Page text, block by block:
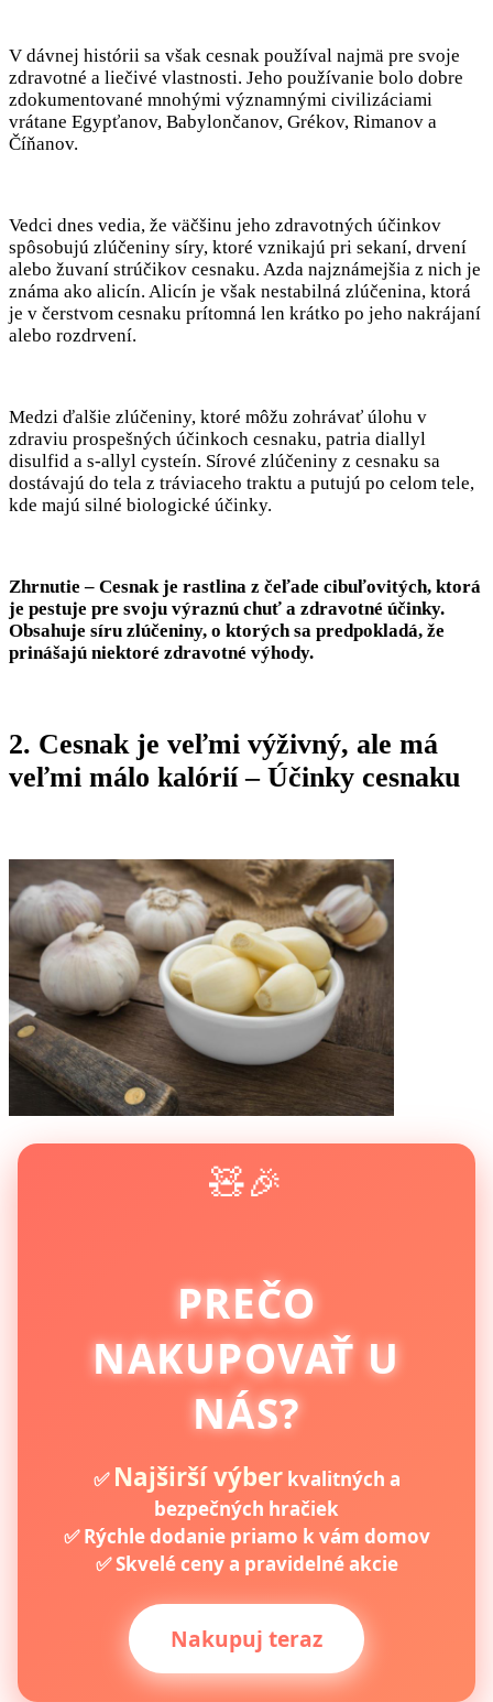
V dávnej histórii sa však cesnak používal najmä pre svoje
zdravotné a liečivé vlastnosti. Jeho používanie bolo dobre
zdokumentované mnohými významnými civilizáciami
vrátane Egypťanov, Babylončanov, Grékov, Rimanov a
Číňanov.
Vedci dnes vedia, že väčšinu jeho zdravotných účinkov
spôsobujú zlúčeniny síry, ktoré vznikajú pri sekaní, drvení
alebo žuvaní strúčikov cesnaku. Azda najznámejšia z nich je
známa ako alicín. Alicín je však nestabilná zlúčenina, ktorá
je v čerstvom cesnaku prítomná len krátko po jeho nakrájaní
alebo rozdrvení.
Medzi ďalšie zlúčeniny, ktoré môžu zohrávať úlohu v
zdraviu prospešných účinkoch cesnaku, patria diallyl
disulfid a s-allyl cysteín. Sírové zlúčeniny z cesnaku sa
dostávajú do tela z tráviaceho traktu a putujú po celom tele,
kde majú silné biologické účinky.
Zhrnutie – Cesnak je rastlina z čeľade cibuľovitých, ktorá
je pestuje pre svoju výraznú chuť a zdravotné účinky.
Obsahuje síru zlúčeniny, o ktorých sa predpokladá, že
prinášajú niektoré zdravotné výhody.
2. Cesnak je veľmi výživný, ale má
veľmi málo kalórií – Účinky cesnaku
🧸🎉
PREČO
NAKUPOVAŤ U
NÁS?
✅ Najširší výberkvalitných a
bezpečných hračiek
✅ Rýchle dodanie priamo k vám domov
✅ Skvelé ceny a pravidelné akcie
Nakupuj teraz